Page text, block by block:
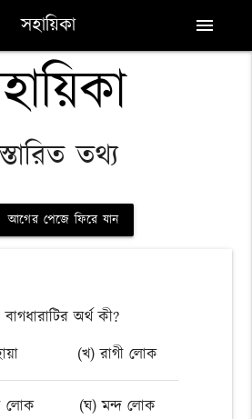
সহায়িকা menu
তথ্য
আগের পেজে ফিরে যান
বাগধারাটির অর্থ কী?
(খ) রাগী লোক
লোক (ঘ) মন্দ লোক